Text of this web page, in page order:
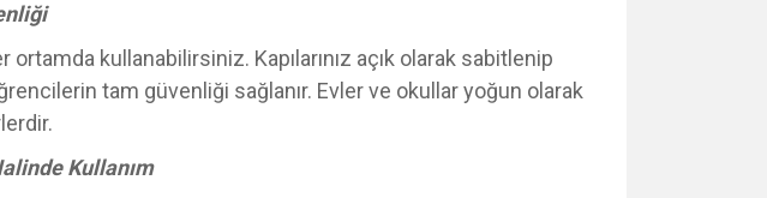
kullanabilirsiniz. Kapılarınız açık olarak sabitlenip
tam güvenliği sağlanır. Evler ve okullar yoğun olarak
Kullanım